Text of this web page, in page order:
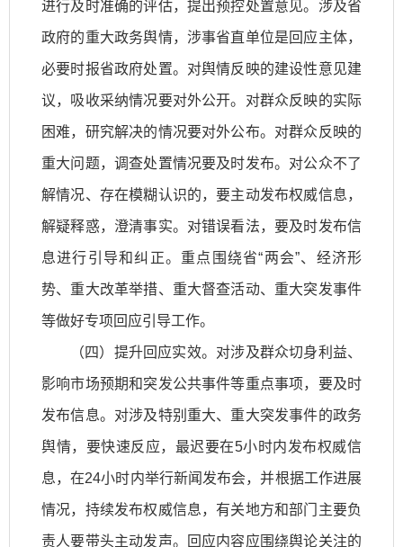
进行及时准确的评估，提出预控处置意见。涉及省
政府的重大政务舆情，涉事省直单位是回应主体，
必要时报省政府处置。对舆情反映的建设性意见建
议，吸收采纳情况要对外公开。对群众反映的实际
困难，研究解决的情况要对外公布。对群众反映的
重大问题，调查处置情况要及时发布。对公众不了
解情况、存在模糊认识的，要主动发布权威信息，
解疑释惑，澄清事实。对错误看法，要及时发布信
息进行引导和纠正。重点围绕省“两会”、经济形
势、重大改革举措、重大督查活动、重大突发事件
等做好专项回应引导工作。
（四）提升回应实效。对涉及群众切身利益、
影响市场预期和突发公共事件等重点事项，要及时
发布信息。对涉及特别重大、重大突发事件的政务
舆情，要快速反应，最迟要在5小时内发布权威信
息，在24小时内举行新闻发布会，并根据工作进展
情况，持续发布权威信息，有关地方和部门主要负
责人要带头主动发声。回应内容应围绕舆论关注的